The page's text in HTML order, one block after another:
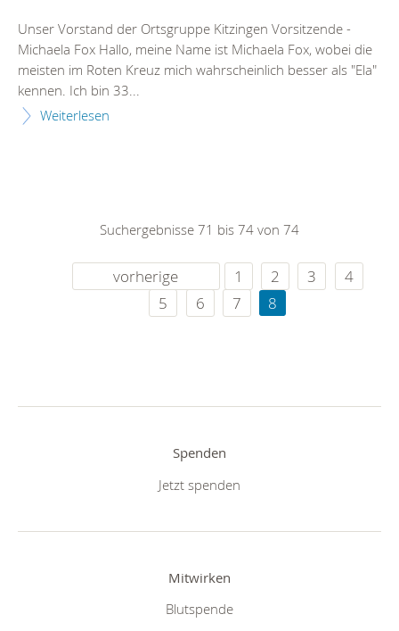
Unser Vorstand der Ortsgruppe Kitzingen Vorsitzende -
Michaela Fox Hallo, meine Name ist Michaela Fox, wobei die
meisten im Roten Kreuz mich wahrscheinlich besser als "Ela"
kennen. Ich bin 33...
Weiterlesen
Suchergebnisse 71 bis 74 von 74
vorherige 1 2 3
4
5
6 7 8
Spenden
Jetzt spenden
Mitwirken
Blutspende